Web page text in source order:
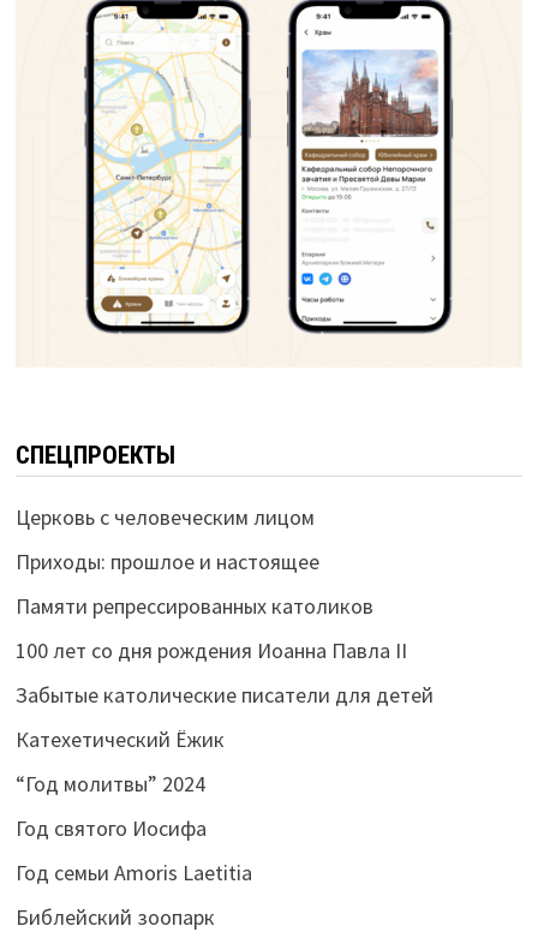
СПЕЦПРОЕКТЫ
Церковь с человеческим лицом
Приходы: прошлое и настоящее
Памяти репрессированных католиков
100 лет со дня рождения Иоанна Павла II
Забытые католические писатели для детей
Катехетический Ёжик
“Год молитвы” 2024
Год святого Иосифа
Год семьи Amoris Laetitia
Библейский зоопарк